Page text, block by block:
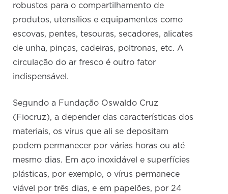
robustos para o compartilhamento de
produtos, utensílios e equipamentos como
escovas, pentes, tesouras, secadores, alicates
de unha, pinças, cadeiras, poltronas, etc. A
circulação do ar fresco é outro fator
indispensável.
Segundo a Fundação Oswaldo Cruz
(Fiocruz), a depender das características dos
materiais, os vírus que ali se depositam
podem permanecer por várias horas ou até
mesmo dias. Em aço inoxidável e superfícies
plásticas, por exemplo, o vírus permanece
viável por três dias, e em papelões, por 24